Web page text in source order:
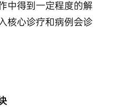
中得到一定程度的解
核心诊疗和病例会诊